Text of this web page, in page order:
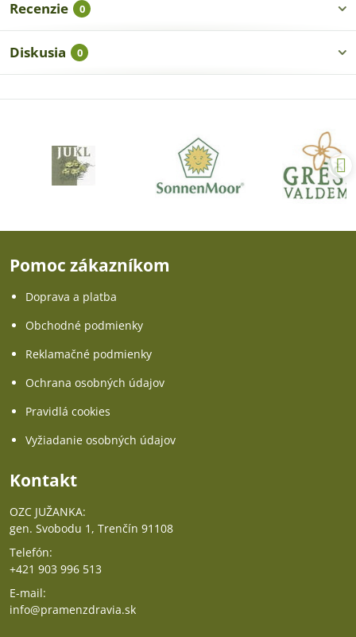
Recenzie 0
Diskusia 0
Pomoc zákazníkom
Doprava a platba
Obchodné podmienky
Reklamačné podmienky
Ochrana osobných údajov
Pravidlá cookies
Vyžiadanie osobných údajov
Kontakt
OZC JUŽANKA:
gen. Svobodu 1, Trenčín 91108
Telefón:
+421 903 996 513
E-mail:
info@pramenzdravia.sk